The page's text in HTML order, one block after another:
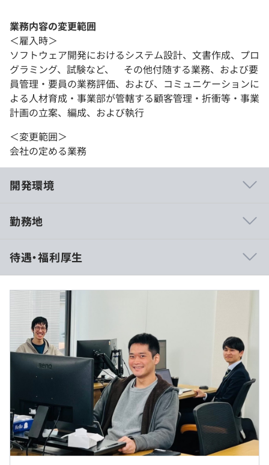
業務内容の変更範囲
＜雇入時＞
ソフトウェア開発におけるシステム設計、文書作成、プロ
グラミング、試験など、 その他付随する業務、および要
員管理・要員の業務評価、および、コミュニケーションに
よる人材育成・事業部が管轄する顧客管理・折衝等・事業
計画の立案、編成、および執行
＜変更範囲＞
会社の定める業務
開発環境
困りごとなど周りのメンバーに頼りやすく、コミュニケー
ションがとりやすい環境
ローコード開発ツールを用いた不具合管理システムの開
発、
製品情報検索システムの改修・機能追加及び運用保守業務
全般、
ツールWeb連携システムの開発、
トレーサビリティシステムの開発
勤務地
待遇・福利厚生
■月給：31.25万円～41万円
※残業代は別途支給
※経験・能力を考慮の上、当社規定により決定
（※想定年収 は年収提示額を保証するものではありません）